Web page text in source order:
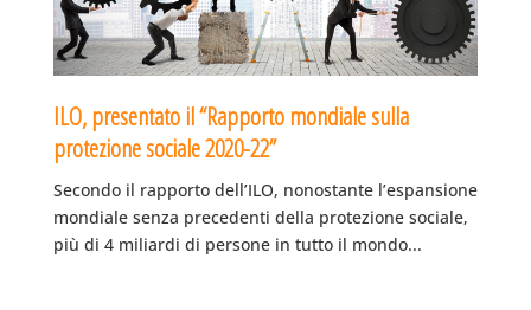
ILO, presentato il “Rapporto mondiale sulla
protezione sociale 2020-22”
Secondo il rapporto dell’ILO, nonostante l’espansione
mondiale senza precedenti della protezione sociale,
più di 4 miliardi di persone in tutto il mondo...